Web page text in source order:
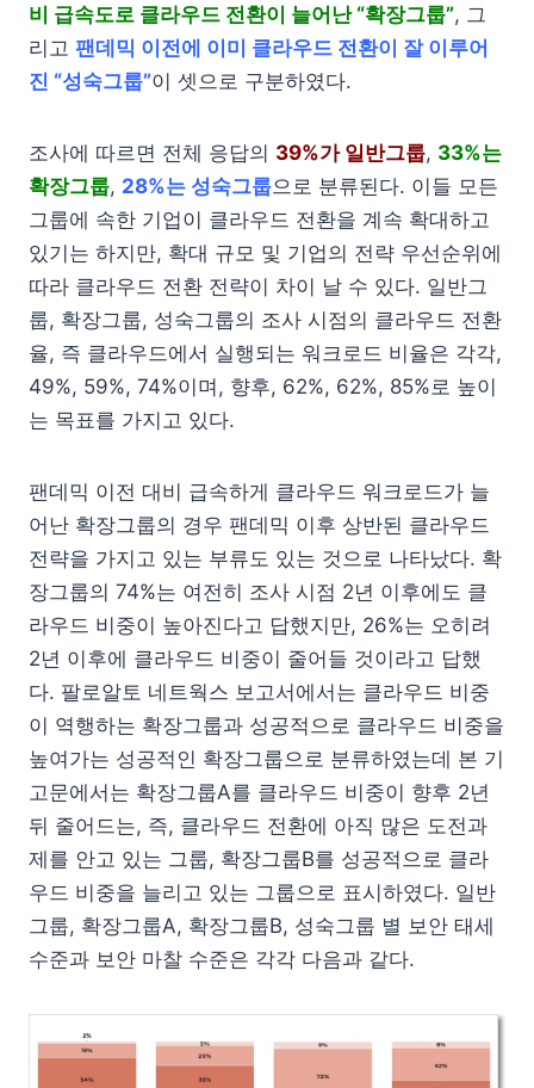
비 급속도로 클라우드 전환이 늘어난 “확장그룹”, 그
리고 팬데믹 이전에 이미 클라우드 전환이 잘 이루어
진 “성숙그룹”이 셋으로 구분하였다.
조사에 따르면 전체 응답의 39%가 일반그룹, 33%는
확장그룹, 28%는 성숙그룹으로 분류된다. 이들 모든
그룹에 속한 기업이 클라우드 전환을 계속 확대하고
있기는 하지만, 확대 규모 및 기업의 전략 우선순위에
따라 클라우드 전환 전략이 차이 날 수 있다. 일반그
룹, 확장그룹, 성숙그룹의 조사 시점의 클라우드 전환
율, 즉 클라우드에서 실행되는 워크로드 비율은 각각,
49%, 59%, 74%이며, 향후, 62%, 62%, 85%로 높이
는 목표를 가지고 있다.
팬데믹 이전 대비 급속하게 클라우드 워크로드가 늘
어난 확장그룹의 경우 팬데믹 이후 상반된 클라우드
전략을 가지고 있는 부류도 있는 것으로 나타났다. 확
장그룹의 74%는 여전히 조사 시점 2년 이후에도 클
라우드 비중이 높아진다고 답했지만, 26%는 오히려
2년 이후에 클라우드 비중이 줄어들 것이라고 답했
다. 팔로알토 네트웍스 보고서에서는 클라우드 비중
이 역행하는 확장그룹과 성공적으로 클라우드 비중을
높여가는 성공적인 확장그룹으로 분류하였는데 본 기
고문에서는 확장그룹A를 클라우드 비중이 향후 2년
뒤 줄어드는, 즉, 클라우드 전환에 아직 많은 도전과
제를 안고 있는 그룹, 확장그룹B를 성공적으로 클라
우드 비중을 늘리고 있는 그룹으로 표시하였다. 일반
그룹, 확장그룹A, 확장그룹B, 성숙그룹 별 보안 태세
수준과 보안 마찰 수준은 각각 다음과 같다.